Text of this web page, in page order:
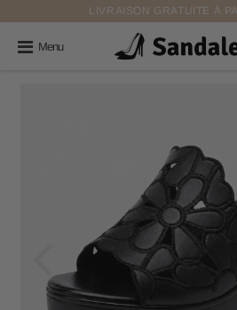
LIVRAISON GRATUITE À
Menu